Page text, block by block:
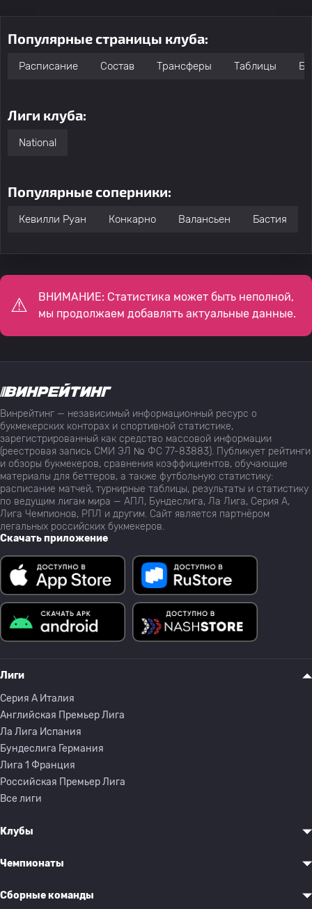
Популярные страницы клуба:
Расписание Состав Трансферы Таблицы
Лиги клуба:
National
Популярные соперники:
Кевилли Руан Конкарно Валансьен Бастия
ВНИМАНИЕ: Статистика может быть неполной,
мы продолжаем добавлять актуальные данные.
Винрейтинг — независимый информационный ресурс о
букмекерских конторах и спортивной статистике,
зарегистрированный как средство массовой информации
(реестровая запись СМИ ЭЛ № ФС 77-83883). Публикует рейтинги
и обзоры букмекеров, сравнения коэффициентов, обучающие
материалы для беттеров, а также футбольную статистику:
расписание матчей, турнирные таблицы, результаты и статистику
по ведущим лигам мира — АПЛ, Бундеслига, Ла Лига, Серия А,
Лига Чемпионов, РПЛ и другим. Сайт является партнёром
легальных российских букмекеров.
Скачать приложение
Лиги
Серия A Италия
Английская Премьер Лига
Ла Лига Испания
Бундеслига Германия
Лига 1 Франция
Российская Премьер Лига
Все лиги
Клубы
Чемпионаты
Сборные команды